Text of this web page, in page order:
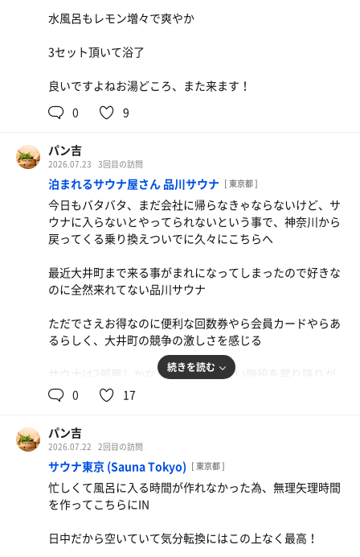
水風呂もレモン増々で爽やか
3セット頂いて浴了
良いですよねお湯どころ、また来ます！
0
9
パン吉
2026.07.23 3回目の訪問
泊まれるサウナ屋さん 品川サウナ [ 東京都 ]
今日もバタバタ、まだ会社に帰らなきゃならないけど、サ
ウナに入らないとやってられないという事で、神奈川から
戻ってくる乗り換えついでに久々にこちらへ
最近大井町まで来る事がまれになってしまったので好きな
のに全然来れてない品川サウナ
ただでさえお得なのに便利な回数券やら会員カードやらあ
るらしく、大井町の競争の激しさを感じる
サウナは2部屋しかなく、外気浴も狭い階段を昇り降りが
面倒なんだが、サウナと外気浴自体がかなり素晴らしいの
でうっかりととのってしまった
もっと来やすい場所にあったら年中通うんですけどねぇ、
残念
でもまた頑張って来ます！
続きを読む
0 17
パン吉
2026.07.22 2回目の訪問
サウナ東京 (Sauna Tokyo) [ 東京都 ]
忙しくて風呂に入る時間が作れなかった為、無理矢理時間
を作ってこちらにIN
日中だから空いていて気分転換にはこの上なく最高！